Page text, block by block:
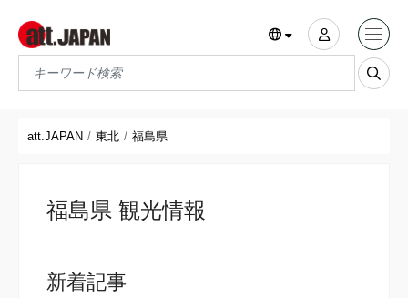
Translations title cont
att.JAPAN 東北 福島県
福島県 観光情報
新着記事